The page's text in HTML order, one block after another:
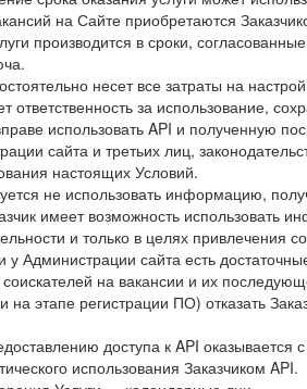
на Сайте приобретаются
производится в сроки,
несет все затраты на
ответственность за использование,
использовать API и
сайта и третьих лиц,
настоящих Условий.
не использовать информацию,
имеет возможность использовать
и только в целях привлечения
Администрации сайта есть
на вакансии и их
на этапе регистрации ПО) отказать
доступа к API оказывается
использования Заказчиком API.